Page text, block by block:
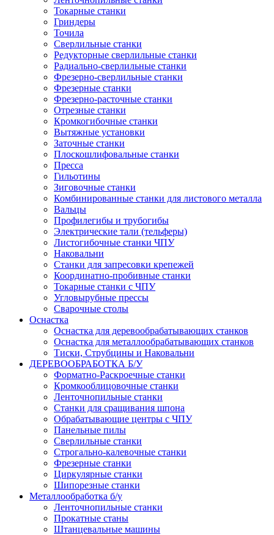
Токарные станки
Гриндеры
Точила
Сверлильные станки
Редукторные сверлильные станки
Радиально-сверлильные станки
Фрезерно-сверлильные станки
Фрезерные станки
Фрезерно-расточные станки
Отрезные станки
Кромкогибочные станки
Вытяжные установки
Заточные станки
Плоскошлифовальные станки
Пресса
Гильотины
Зиговочные станки
Комбинированные станки для листового металла
Вальцы
Профилегибы и трубогибы
Электрические тали (тельферы)
Листогибочные станки ЧПУ
Наковальни
Станки для запресовки крепежей
Координатно-пробивные станки
Токарные станки с ЧПУ
Угловырубные прессы
Сварочные столы
Оснастка
Оснастка для деревообрабатывающих станков
Оснастка для металлообрабатывающих станков
Тиски, Струбцины и Наковальни
ДЕРЕВООБРАБОТКА Б/У
Форматно-Раскроечные станки
Кромкооблицовочные станки
Ленточнопильные станки
Станки для сращивания шпона
Обрабатывающие центры с ЧПУ
Панельные пилы
Сверлильные станки
Строгально-калевочные станки
Фрезерные станки
Циркулярные станки
Шипорезные станки
Металлообработка б/у
Ленточнопильные станки
Прокатные станы
Штанцевальные машины